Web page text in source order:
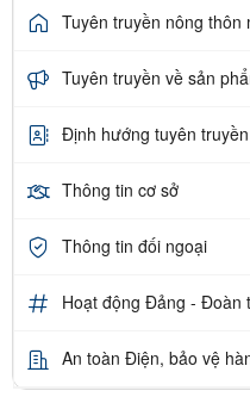
Tuyên truyền nông thôn
Tuyên truyền về sản
Định hướng tuyên truyền
Thông tin cơ sở
Thông tin đối ngoại
Hoạt động Đảng - Đoàn
An toàn Điện, bảo vệ